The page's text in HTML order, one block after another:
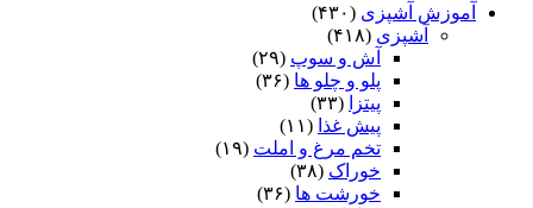
آموزش آشپزی (۴۳۰)
آشپزی (۴۱۸)
آش و سوپ (۲۹)
پلو و چلو ها (۳۶)
پیتزا
(۳۳)
پیش غذا (۱۱)
تخم مرغ و املت (۱۹)
خوراک (۳۸)
خورشت ها (۳۶)